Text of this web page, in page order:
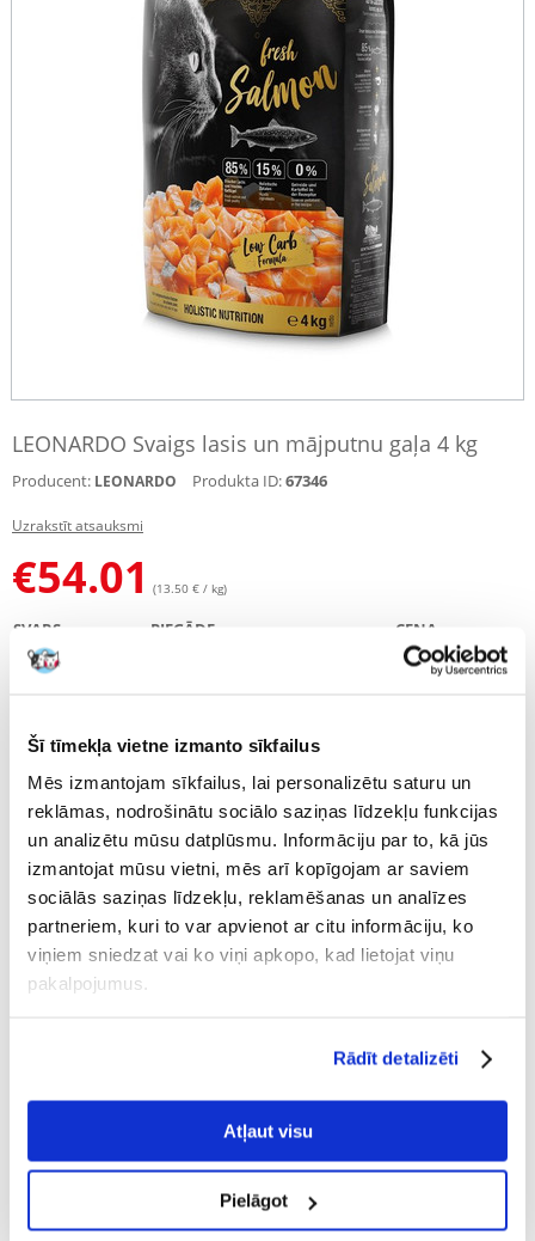
Šī tīmekļa vietne izmanto sīkfailus
Mēs izmantojam sīkfailus, lai personalizētu saturu un
reklāmas, nodrošinātu sociālo saziņas līdzekļu funkcijas
un analizētu mūsu datplūsmu. Informāciju par to, kā jūs
izmantojat mūsu vietni, mēs arī kopīgojam ar saviem
sociālās saziņas līdzekļu, reklamēšanas un analīzes
partneriem, kuri to var apvienot ar citu informāciju, ko
viņiem sniedzat vai ko viņi apkopo, kad lietojat viņu
pakalpojumus.
Rādīt detalizēti
Atļaut visu
Pielāgot
LEONARDO Svaigs lasis un mājputnu gaļa 4 kg
Producent: LEONARDO Produkta ID:67346
Uzrakstīt atsauksmi
€54.01 (13.50 € / kg)
SVARS PIEGĀDE CENA
1.5 KG 28.28 €
4 KG BEZMAKSAS PIEGĀDE
NOSŪTĪŠANA 48 STUNDU LAIKĀ.
Mūsu klienta fotogrāfijas Mūsu klienta fotogrāfijas
Raksturojums
Parametri
PRODUCENT: LEONARDO